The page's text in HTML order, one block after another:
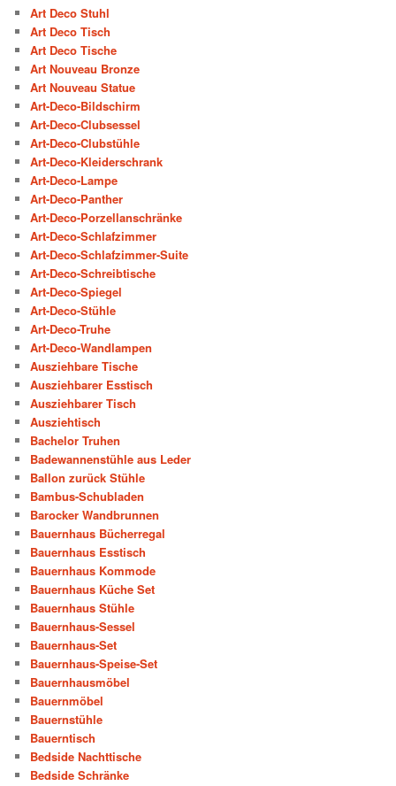
Art Deco Stuhl
Art Deco Tisch
Art Deco Tische
Art Nouveau Bronze
Art Nouveau Statue
Art-Deco-Bildschirm
Art-Deco-Clubsessel
Art-Deco-Clubstühle
Art-Deco-Kleiderschrank
Art-Deco-Lampe
Art-Deco-Panther
Art-Deco-Porzellanschränke
Art-Deco-Schlafzimmer
Art-Deco-Schlafzimmer-Suite
Art-Deco-Schreibtische
Art-Deco-Spiegel
Art-Deco-Stühle
Art-Deco-Truhe
Art-Deco-Wandlampen
Ausziehbare Tische
Ausziehbarer Esstisch
Ausziehbarer Tisch
Ausziehtisch
Bachelor Truhen
Badewannenstühle aus Leder
Ballon zurück Stühle
Bambus-Schubladen
Barocker Wandbrunnen
Bauernhaus Bücherregal
Bauernhaus Esstisch
Bauernhaus Kommode
Bauernhaus Küche Set
Bauernhaus Stühle
Bauernhaus-Sessel
Bauernhaus-Set
Bauernhaus-Speise-Set
Bauernhausmöbel
Bauernmöbel
Bauernstühle
Bauerntisch
Bedside Nachttische
Bedside Schränke